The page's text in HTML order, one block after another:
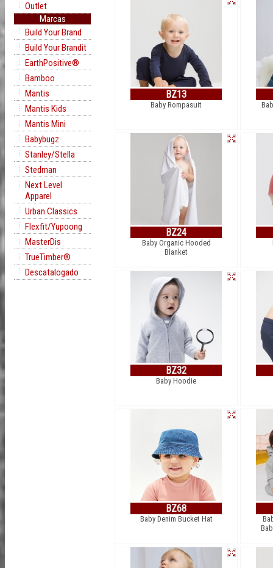
Outlet
Marcas
Build Your Brand
Build Your Brandit
EarthPositive®
Bamboo
Mantis
Mantis Kids
Mantis Mini
Babybugz
Stanley/Stella
Stedman
Next Level
Apparel
Urban Classics
Flexfit/Yupoong
MasterDis
TrueTimber®
Descatalogado
BZ13
Baby Rompasuit
BZ24
Baby Organic Hooded
Blanket
BZ32
Baby Hoodie
BZ68
Baby Denim Bucket Hat